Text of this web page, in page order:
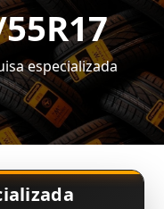
especializada